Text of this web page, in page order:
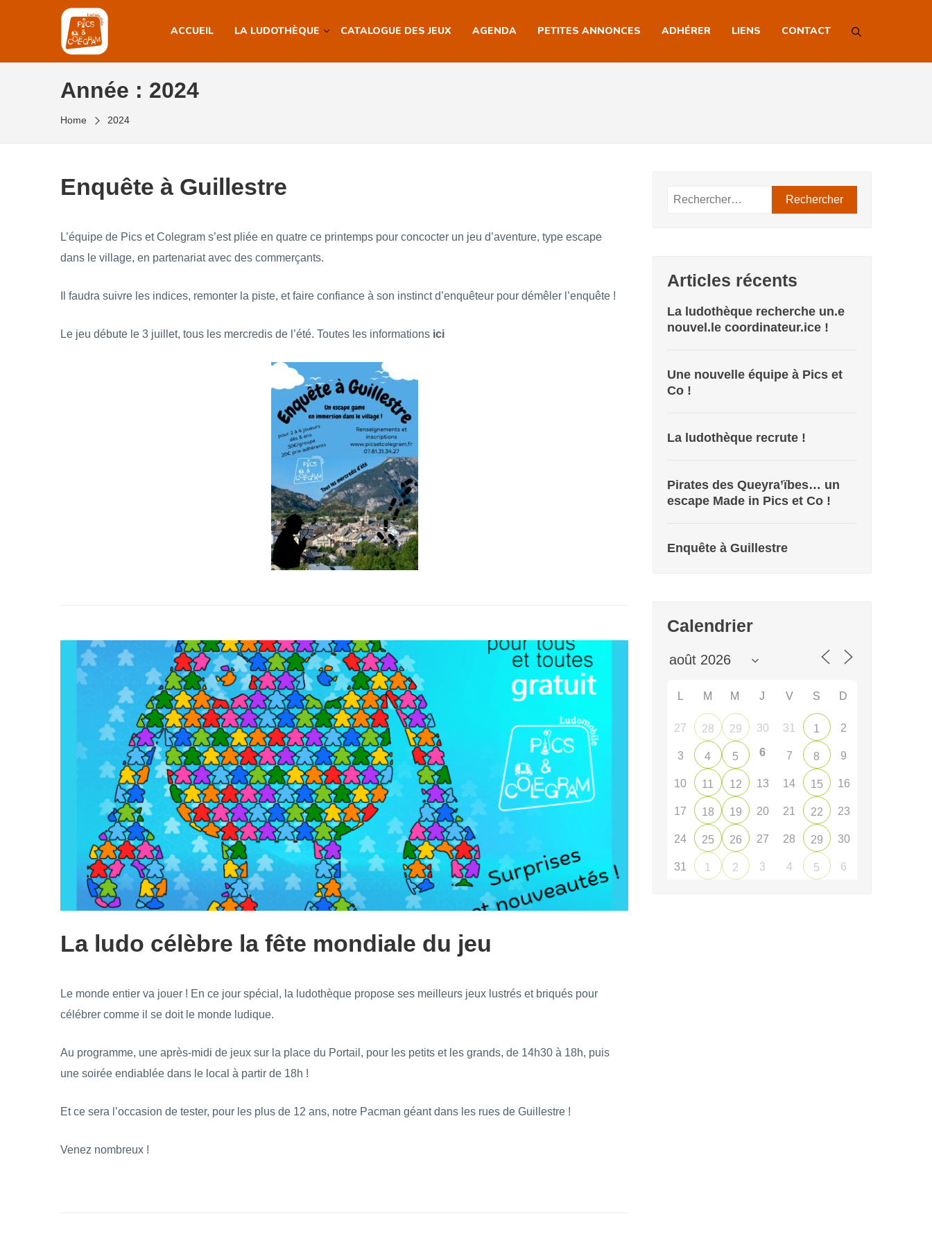
ACCUEIL LA LUDOTHÈQUE CATALOGUE DES JEUX AGENDA PETITES ANNONCES ADHÉRER LIENS CONTACT
Année : 2024
Home 2024
Enquête à Guillestre
L’équipe de Pics et Colegram s’est pliée en quatre ce printemps pour concocter un jeu d’aventure, type escape
dans le village, en partenariat avec des commerçants.
Il faudra suivre les indices, remonter la piste, et faire confiance à son instinct d’enquêteur pour démêler l’enquête !
Le jeu débute le 3 juillet, tous les mercredis de l’été. Toutes les informations ici
La ludo célèbre la fête mondiale du jeu
Le monde entier va jouer ! En ce jour spécial, la ludothèque propose ses meilleurs jeux lustrés et briqués pour
célébrer comme il se doit le monde ludique.
Au programme, une après-midi de jeux sur la place du Portail, pour les petits et les grands, de 14h30 à 18h, puis
une soirée endiablée dans le local à partir de 18h !
Et ce sera l’occasion de tester, pour les plus de 12 ans, notre Pacman géant dans les rues de Guillestre !
Venez nombreux !
Rechercher :
Articles récents
La ludothèque recherche un.e
nouvel.le coordinateur.ice !
Une nouvelle équipe à Pics et
Co !
La ludothèque recrute !
Pirates des Queyra’ïbes… un
escape Made in Pics et Co !
Enquête à Guillestre
Calendrier
L M M J V S D
27 28 29 30 31 1 2
3 4 5 6 7 8 9
10 11 12 13 14 15 16
17 18 19 20 21 22 23
24 25 26 27 28 29 30
31 1 2 3 4 5 6